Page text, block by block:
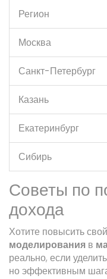
Регион
Москва
Санкт-Петербург
Казань
Екатеринбург
Сибирь
Советы по
дохода
Хотите повысить
моделирования в
реально, если
но эффективным